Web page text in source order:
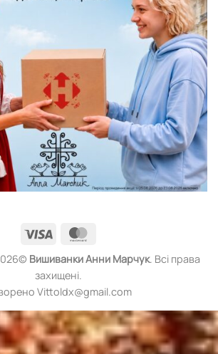
Visa
ВишиванкиАнни Марчук. Всі права
захищені.
Vittoldx@gmail.com